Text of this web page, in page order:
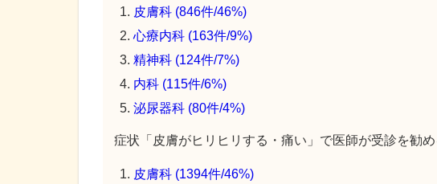
皮膚科 (846件/46%)
心療内科 (163件/9%)
精神科 (124件/7%)
内科 (115件/6%)
泌尿器科 (80件/4%)
症状「皮膚がヒリヒリする・痛い」で医師が受診を勧
皮膚科 (1394件/46%)